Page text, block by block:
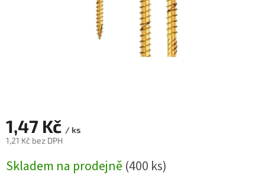
1,47 Kč / ks
1,21 Kč bez DPH
cena:
Skladem na prodejně (400 ks)